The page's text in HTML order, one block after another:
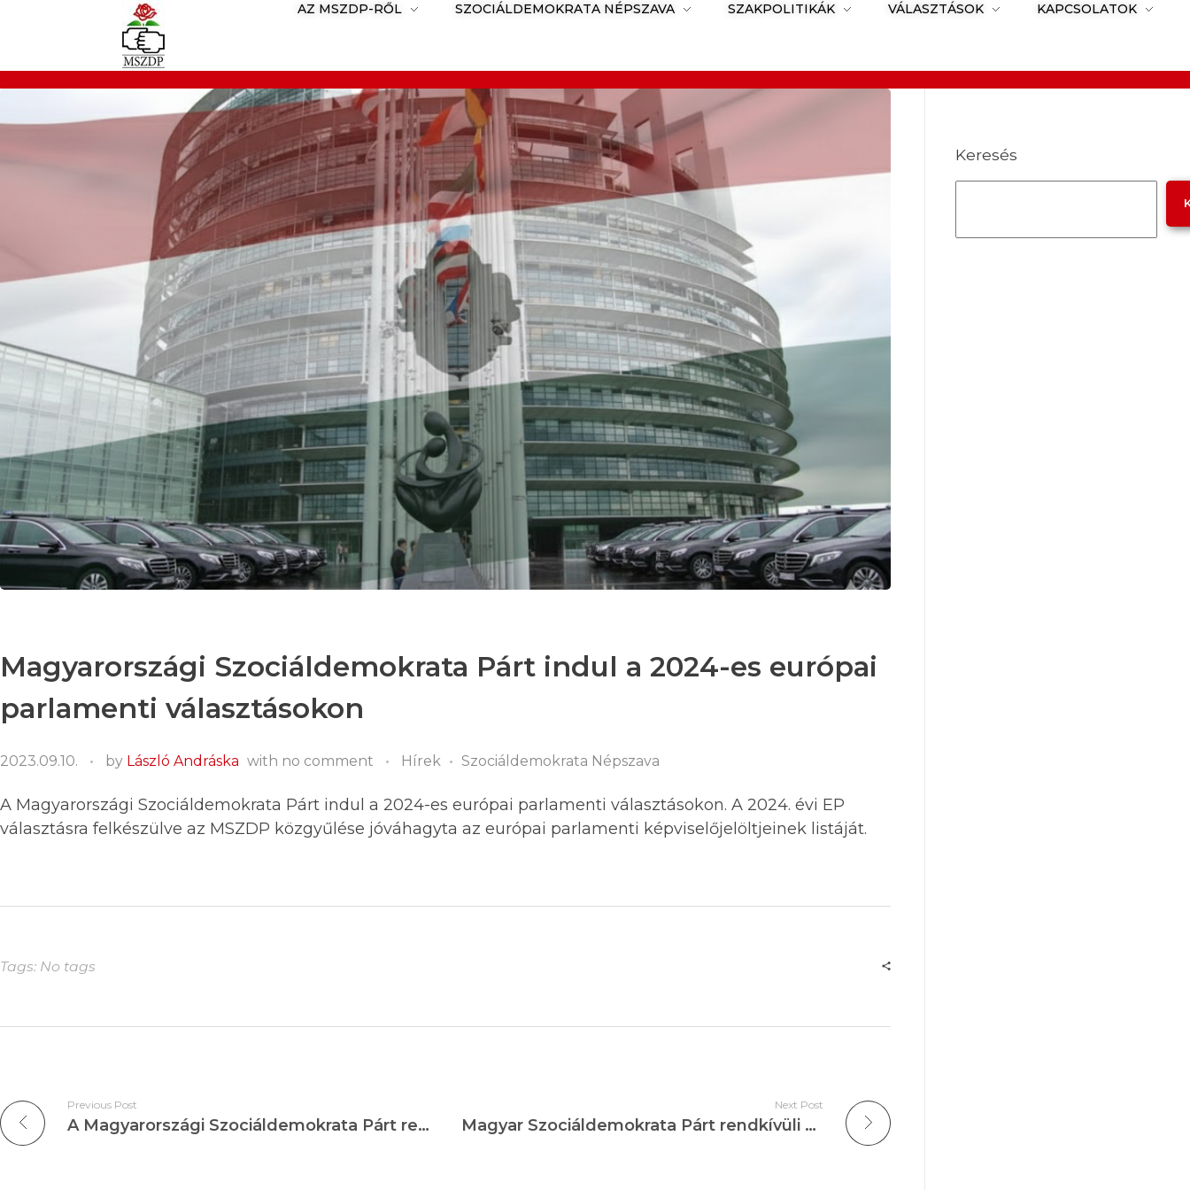
AZ MSZDP-RŐL SZOCIÁLDEMOKRATA NÉPSZAVA SZAKPOLITIKÁK VÁLASZTÁSOK KAPCSOLATOK
Magyarországi Szociáldemokrata Párt indul a 2024-es európai
parlamenti választásokon
2023.09.10. by László Andráska with no comment Hírek Szociáldemokrata Népszava
A Magyarországi Szociáldemokrata Párt indul a 2024-es európai parlamenti választásokon. A 2024. évi EP
választásra felkészülve az MSZDP közgyűlése jóváhagyta az európai parlamenti képviselőjelöltjeinek listáját.
Tags: No tags
Previous Post
A Magyarországi Szociáldemokrata Párt rendkívüli közgyűlése
Next Post
Magyar Szociáldemokrata Párt rendkívüli közgyűlése
Keresés